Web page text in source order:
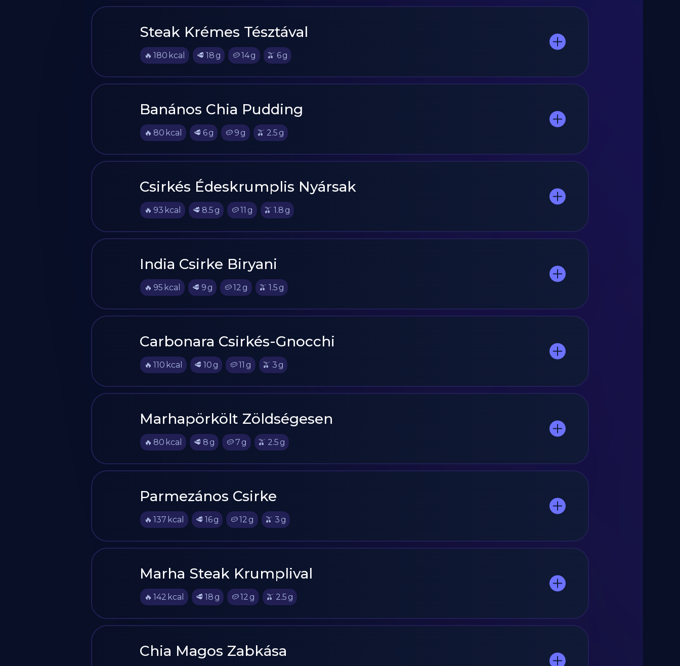
Steak Krémes Tésztával
🔥 180 kcal 🥩 18 g 🥔14g 🫒 6g
Banános Chia Pudding
🔥 80 kcal 🥩 6g 🥔 9 g 🫒 2.5 g
Csirkés Édeskrumplis Nyársak
🔥 93 kcal 🥩 8.5 g 🥔11 g 🫒 1.8 g
India Csirke Biryani
🔥 95 kcal 🥩 9 g 🥔12 g 🫒 1.5 g
Carbonara Csirkés-Gnocchi
🔥 110 kcal 🥩 10 g 🥔11 g 🫒 3 g
Marhapörkölt Zöldségesen
🔥 80 kcal 🥩 8 g 🥔7 g 🫒 2.5 g
Parmezános Csirke
🔥 137 kcal 🥩 16g 🥔12 g 🫒 3 g
Marha Steak Krumplival
🔥 142 kcal 🥩 18 g 🥔12 g 🫒 2.5 g
Chia Magos Zabkása